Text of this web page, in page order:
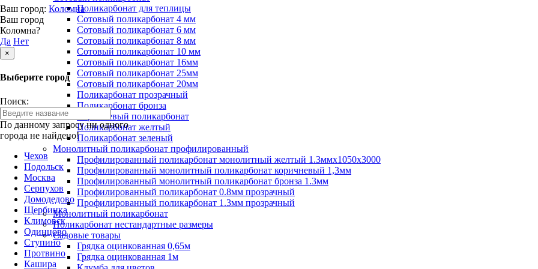
Ваш город: Коломна
Ваш город
Коломна?
Да Нет
×
Выберите город
Поиск:
По данному запросу ни одного
города не найдено!
Чехов
Подольск
Москва
Серпухов
Домодедово
Щербинка
Климовск
Одинцово
Ступино
Протвино
Кашира
Поликарбонат для теплицы
Сотовый поликарбонат 4 мм
Сотовый поликарбонат 6 мм
Сотовый поликарбонат 8 мм
Сотовый поликарбонат 10 мм
Сотовый поликарбонат 16мм
Сотовый поликарбонат 25мм
Сотовый поликарбонат 20мм
Поликарбонат прозрачный
Поликарбонат бронза
Коричневый поликарбонат
Поликарбонат желтый
Поликарбонат зеленый
Монолитный поликарбонат профилированный
Профилированный поликарбонат монолитный желтый 1.3ммх1050х3000
Профилированный монолитный поликарбонат коричневый 1,3мм
Профилированный монолитный поликарбонат бронза 1.3мм
Профилированный поликарбонат 0.8мм прозрачный
Профилированный поликарбонат 1.3мм прозрачный
Монолитный поликарбонат
Поликарбонат нестандартные размеры
Садовые товары
Грядка оцинкованная 0,65м
Грядка оцинкованная 1м